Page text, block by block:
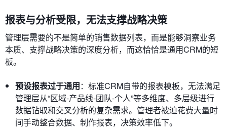
报表与分析受限，无法支撑战略决策
管理层需要的不是简单的销售数据列表，而是能够洞察业务
本质、支撑战略决策的深度分析，而这恰恰是通用CRM的短
板。
预设报表过于通用：标准CRM自带的报表模板，无法满足
管理层从“区域-产品线-团队-个人”等多维度、多层级进行
数据钻取和交叉分析的复杂需求。管理者被迫花费大量时
间手动整合数据、制作报表，决策效率低下。